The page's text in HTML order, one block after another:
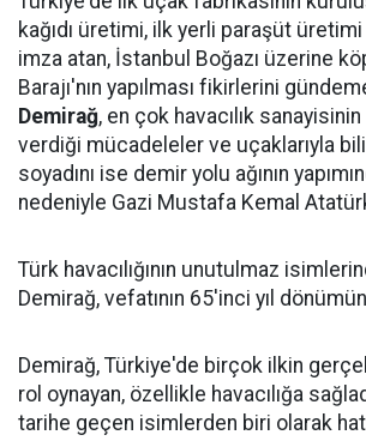
kağıdı üretimi, ilk yerli paraşüt
imza atan, İstanbul Boğazı üzerine
Barajı'nın yapılması fikirlerini
Demirağ, en çok havacılık
verdiği mücadeleler ve uçaklarıyla
soyadını ise demir yolu ağının
nedeniyle Gazi Mustafa Kemal
Türk havacılığının unutulmaz
Demirağ, vefatının 65'inci yıl
Demirağ, Türkiye'de birçok ilkin
rol oynayan, özellikle havacılığa
tarihe geçen isimlerden biri olarak